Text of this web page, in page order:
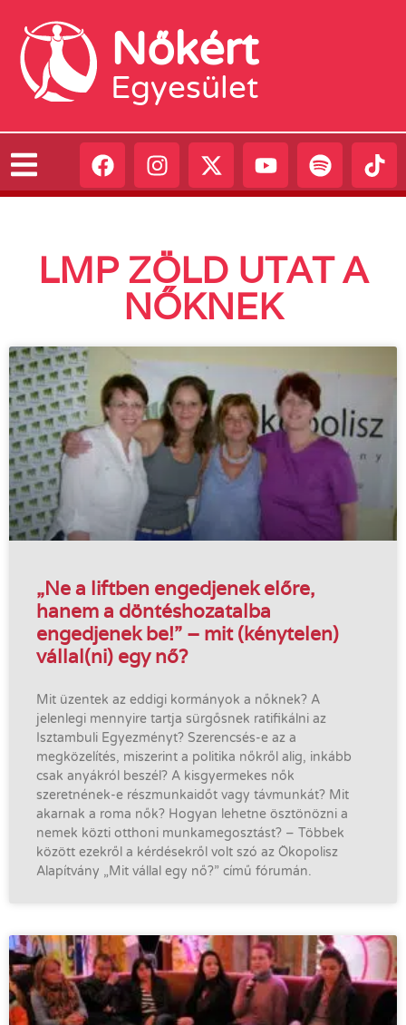
Nőkért
Egyesület
LMP ZÖLD UTAT A
NŐKNEK
„Ne a liftben engedjenek előre,
hanem a döntéshozatalba
engedjenek be!” – mit (kénytelen)
vállal(ni) egy nő?
Mit üzentek az eddigi kormányok a nőknek? A
jelenlegi mennyire tartja sürgősnek ratifikálni az
Isztambuli Egyezményt? Szerencsés-e az a
megközelítés, miszerint a politika nőkről alig, inkább
csak anyákról beszél? A kisgyermekes nők
szeretnének-e részmunkaidőt vagy távmunkát? Mit
akarnak a roma nők? Hogyan lehetne ösztönözni a
nemek közti otthoni munkamegosztást? – Többek
között ezekről a kérdésekről volt szó az Ökopolisz
Alapítvány „Mit vállal egy nő?” című fórumán.